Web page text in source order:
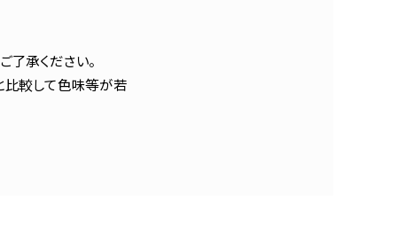
承ください。
比較して色味等が若